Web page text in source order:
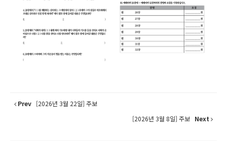
Prev [2026년 3월 22일] 주보
[2026년 3월 8일] 주보 Next